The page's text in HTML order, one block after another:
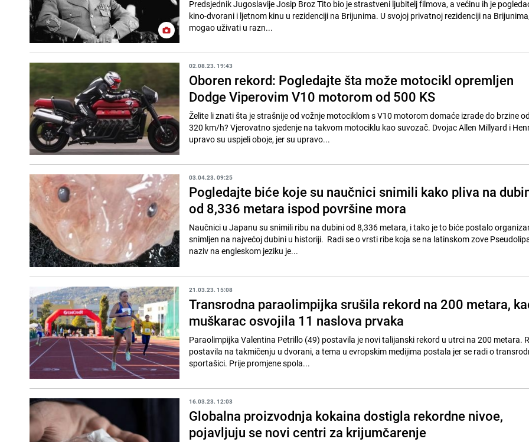
Predsjednik Jugoslavije Josip Broz Tito bio je strastveni ljubitelj filmova, a većinu ih je
kino-dvorani i ljetnom kinu u rezidenciji na Brijunima. U svojoj privatnoj rezidenciji na
mogao uživati u razn...
02.08.23. 19:43
Oboren rekord: Pogledajte šta može motocikl opremljen
Dodge Viperovim V10 motorom od 500 KS
Želite li znati šta je strašnije od vožnje motociklom s V10 motorom domaće izrade do brzine
320 km/h? Vjerovatno sjedenje na takvom motociklu kao suvozač. Dvojac Allen Millyard i
upravo su uspjeli oboje, jer su upravo...
03.04.23. 09:25
Pogledajte biće koje su naučnici snimili kako pliva na
od 8,336 metara ispod površine mora
Naučnici u Japanu su snimili ribu na dubini od 8,336 metara, i tako je to biće postalo
snimljen na najvećoj dubini u historiji. Radi se o vrsti ribe koja se na latinskom zove
naziv na engleskom jeziku je...
21.03.23. 15:08
Transrodna paraolimpijka srušila rekord na 200 metara,
muškarac osvojila 11 naslova prvaka
Paraolimpijka Valentina Petrillo (49) postavila je novi talijanski rekord u utrci na 200 metara.
postavila na takmičenju u dvorani, a tema u evropskim medijima postala jer se radi o
sportašici. Prije promjene spola...
16.03.23. 12:03
Globalna proizvodnja kokaina dostigla rekordne nivoe,
pojavljuju se novi centri za krijumčarenje